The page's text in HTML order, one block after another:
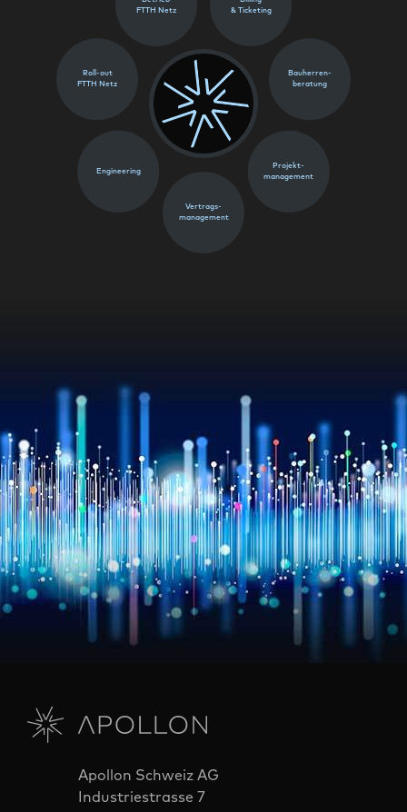
Bauherren-
beratung
Projekt-
management
Vertrags-
management
Engineering
Roll-out
FTTH Netz
FTTH Netz
& Ticketing
Apollon Schweiz AG
Industriestrasse 7